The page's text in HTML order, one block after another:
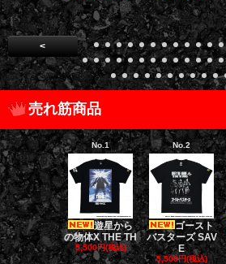
<
売れ筋商品
No.1
遊星から
の物体X THE TH
5,500円(税込)
No.2
ゴースト
バスターズ SAV
E
5,500円(税込)